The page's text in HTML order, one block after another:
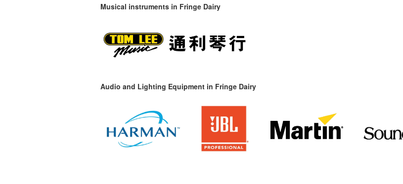
Musical instruments in Fringe Dairy
Audio and Lighting Equipment in Fringe Dairy